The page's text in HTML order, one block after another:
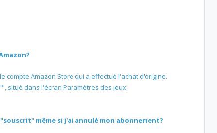
compte Amazon Store qui a effectué l'achat d'origine.
situé dans l'écran Paramètres des jeux.
même si j'ai annulé mon abonnement?